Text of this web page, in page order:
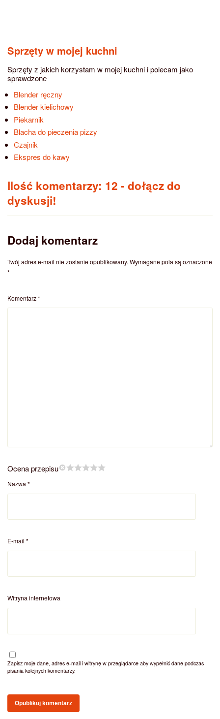
Sprzęty w mojej kuchni
Sprzęty z jakich korzystam w mojej kuchni i polecam jako
sprawdzone
Blender ręczny
Blender kielichowy
Piekarnik
Blacha do pieczenia pizzy
Czajnik
Ekspres do kawy
Ilość komentarzy: 12 - dołącz do
dyskusji!
Dodaj komentarz
Twój adres e-mail nie zostanie opublikowany. Wymagane pola są oznaczone
*
Komentarz*
Ocena przepisu
Nazwa *
E-mail *
Witryna internetowa
Zapisz moje dane, adres e-mail i witrynę w przeglądarce aby wypełnić dane podczas
pisania kolejnych komentarzy.